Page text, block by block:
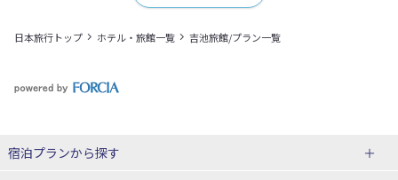
日本旅行トップ ホテル・旅館一覧 吉池旅館/プラン一覧
宿泊プランから探す